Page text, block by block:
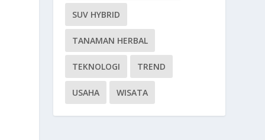
SUV HYBRID
TANAMAN HERBAL
TEKNOLOGI TREND
USAHA WISATA